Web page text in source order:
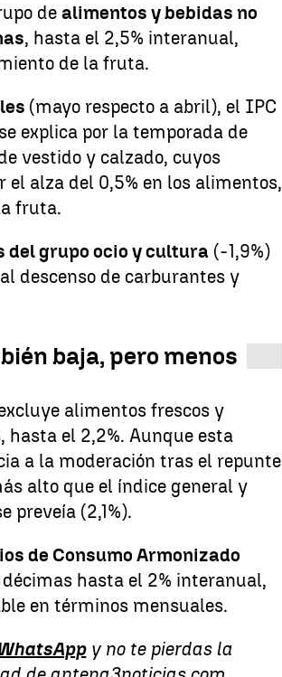
dealimentos y bebidas no
, hasta el 2,5% interanual,
de la fruta.
(mayo respecto a abril), el IPC
explica por la temporada de
vestido y calzado, cuyos
el alza del 0,5% en los alimentos,
fruta.
del grupo ocio y cultura (-1,9%)
descenso de carburantes y
baja, pero menos
alimentos frescos y
hasta el 2,2%. Aunque esta
a la moderación tras el repunte
alto que el índice general y
preveía (2,1%).
de Consumo Armonizado
hasta el 2% interanual,
en términos mensuales.
y no te pierdas la